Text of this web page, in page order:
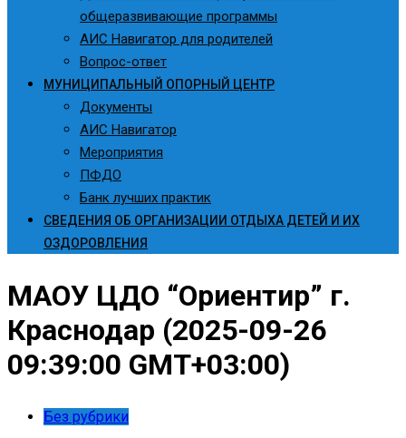
общеразвивающие программы
АИС Навигатор для родителей
Вопрос-ответ
МУНИЦИПАЛЬНЫЙ ОПОРНЫЙ ЦЕНТР
Документы
АИС Навигатор
Мероприятия
ПФДО
Банк лучших практик
СВЕДЕНИЯ ОБ ОРГАНИЗАЦИИ ОТДЫХА ДЕТЕЙ И ИХ
ОЗДОРОВЛЕНИЯ
МАОУ ЦДО “Ориентир” г.
Краснодар (2025-09-26
09:39:00 GMT+03:00)
Без рубрики